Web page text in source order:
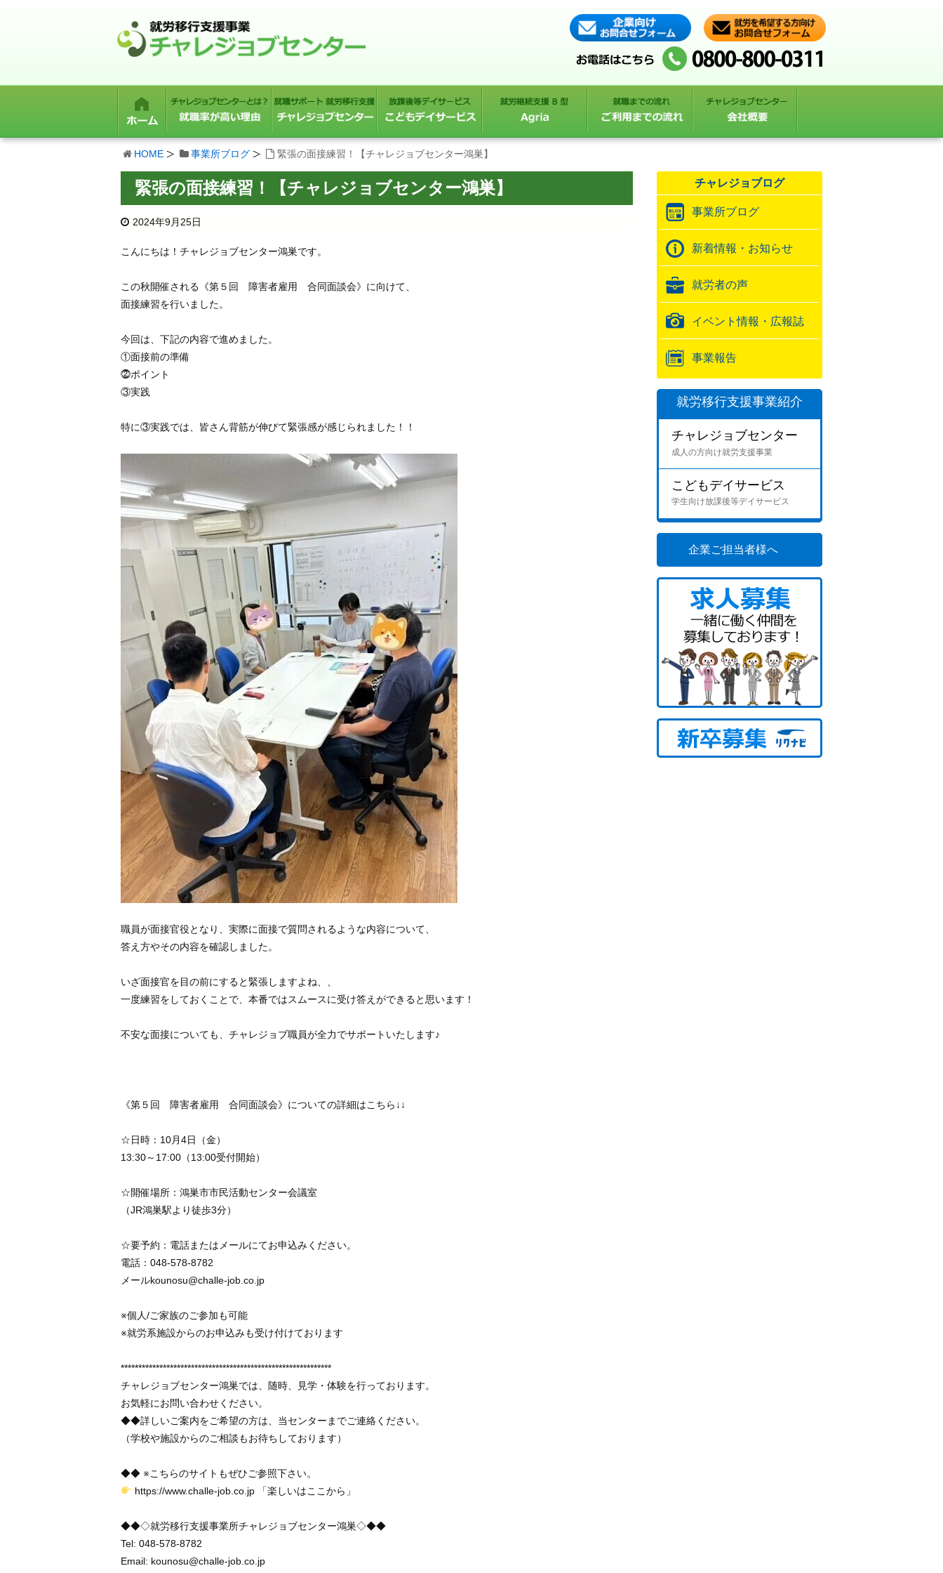
HOME 事業所ブログ 緊張の面接練習！【チャレジョブセンター鴻巣】
緊張の面接練習！【チャレジョブセンター鴻巣】
2024年9月25日
こんにちは！チャレジョブセンター鴻巣です。
この秋開催される《第５回 障害者雇用 合同面談会》に向けて、
面接練習を行いました。
今回は、下記の内容で進めました。
①面接前の準備
⓶ポイント
③実践
特に③実践では、皆さん背筋が伸びて緊張感が感じられました！！
職員が面接官役となり、実際に面接で質問されるような内容について、
答え方やその内容を確認しました。
いざ面接官を目の前にすると緊張しますよね、、
一度練習をしておくことで、本番ではスムースに受け答えができると思います！
不安な面接についても、チャレジョブ職員が全力でサポートいたします♪
《第５回 障害者雇用 合同面談会》についての詳細はこちら↓↓
☆日時：10月4日（金）
13:30～17:00（13:00受付開始）
☆開催場所：鴻巣市市民活動センター会議室
（JR鴻巣駅より徒歩3分）
☆要予約：電話またはメールにてお申込みください。
電話：048-578-8782
メールkounosu@challe-job.co.jp
※個人/ご家族のご参加も可能
※就労系施設からのお申込みも受け付けております
************************************************************
チャレジョブセンター鴻巣では、随時、見学・体験を行っております。
お気軽にお問い合わせください。
◆◆詳しいご案内をご希望の方は、当センターまでご連絡ください。
（学校や施設からのご相談もお待ちしております）
◆◆ ※こちらのサイトもぜひご参照下さい。
https://www.challe-job.co.jp 「楽しいはここから」
◆◆◇就労移行支援事業所チャレジョブセンター鴻巣◇◆◆
Tel: 048-578-8782
Email: kounosu@challe-job.co.jp
チャレジョブログ
事業所ブログ
新着情報・お知らせ
就労者の声
イベント情報・広報誌
事業報告
就労移行支援事業紹介
チャレジョブセンター
成人の方向け就労支援事業
こどもデイサービス
学生向け放課後等デイサービス
企業ご担当者様へ